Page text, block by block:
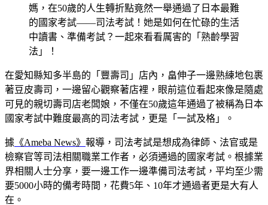
媽，在50歲的人生轉折點竟然一舉通過了日本最難
的國家考試——司法考試！她是如何在忙碌的生活
中讀書、準備考試？一起來看看厲害的「熟齡學習
法」！
在愛知縣知多半島的「豐壽司」店內，畠伸子一邊熟練地包裹
著豆皮壽司，一邊留心觀察著店裡，眼前這位看起來像是隨處
可見的親切壽司店老闆娘，不僅在50歲這年通過了被稱為日本
國家考試中難度最高的司法考試，更是「一試及格」。
據 《Ameba News》 報導，司法考試是想成為律師、法官或是
檢察官等司法相關職業工作者，必須通過的國家考試。根據業
界相關人士分享，要一邊工作一邊準備司法考試，平均至少需
要5000小時的備考時間，花費5年、10年才通過者更是大有人
在。